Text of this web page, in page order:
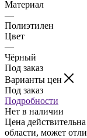
Материал
—
Полиэтилен
Цвет
—
Чёрный
Под заказ
Варианты цен
Под заказ
Подробности
Нет в наличии
Цена действительна
области, может